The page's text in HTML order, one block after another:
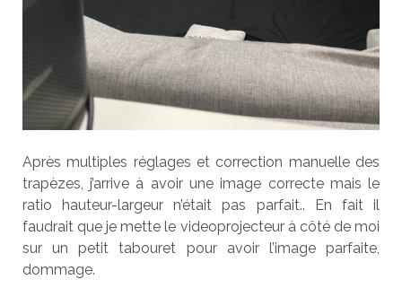
Après multiples réglages et correction manuelle des
trapèzes, j’arrive à avoir une image correcte mais le
ratio hauteur-largeur n’était pas parfait.. En fait il
faudrait que je mette le videoprojecteur à côté de moi
sur un petit tabouret pour avoir l’image parfaite,
dommage.